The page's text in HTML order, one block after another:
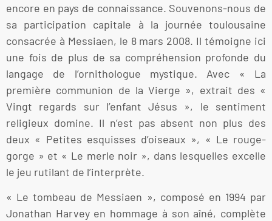
encore en pays de connaissance. Souvenons-nous de
sa participation capitale à la journée toulousaine
consacrée à Messiaen, le 8 mars 2008. Il témoigne ici
une fois de plus de sa compréhension profonde du
langage de l’ornithologue mystique. Avec « La
première communion de la Vierge », extrait des «
Vingt regards sur l’enfant Jésus », le sentiment
religieux domine. Il n’est pas absent non plus des
deux « Petites esquisses d’oiseaux », « Le rouge-
gorge » et « Le merle noir », dans lesquelles excelle
le jeu rutilant de l’interprète.
« Le tombeau de Messiaen », composé en 1994 par
Jonathan Harvey en hommage à son aîné, complète